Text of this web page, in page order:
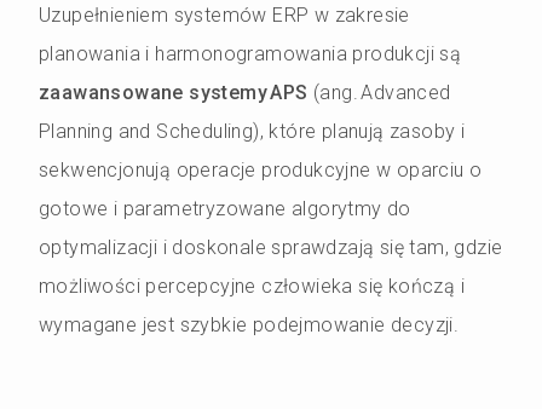
Uzupełnieniem systemów ERP w zakresie
planowania i harmonogramowania produkcji są
zaawansowane systemy APS (ang. Advanced
Planning and Scheduling), które planują zasoby i
sekwencjonują operacje produkcyjne w oparciu o
gotowe i parametryzowane algorytmy do
optymalizacji i doskonale sprawdzają się tam, gdzie
możliwości percepcyjne człowieka się kończą i
wymagane jest szybkie podejmowanie decyzji.